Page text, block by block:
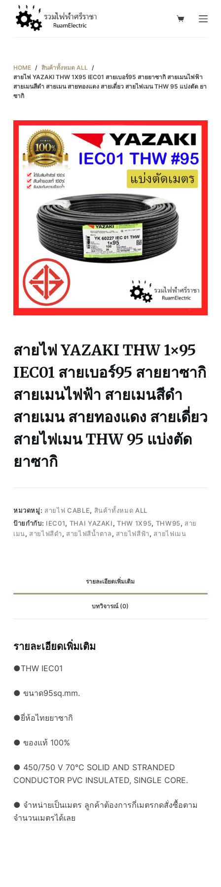
o
c
HOME / สินค้าทั้งหมด ALL /
สายไฟ YAZAKI THW 1X95 IEC01 สายเบอร์95 สายยาซากิ สายเมนไฟฟ้า
สายเมนสีดำ สายเมน สายทองแดง สายเดี่ยว สายไฟเมน THW 95 แบ่งตัด ยา
ซากิ
สายไฟ YAZAKI THW 1×95
IEC01 สายเบอร์95 สายยาซากิ
สายเมนไฟฟ้า สายเมนสีดำ
สายเมน สายทองแดง สายเดี่ยว
สายไฟเมน THW 95 แบ่งตัด
ยาซากิ
หมวดหมู่: สายไฟ CABLE, สินค้าทั้งหมด ALL
ป้ายกำกับ: IEC01, THAI YAZAKI,THW 1X95, THW95, สาย
เมน, สายไฟสีดำ, สายไฟสีน้ำตาล, สายไฟสีฟ้า, สายไฟเมน
รายละเอียดเพิ่มเติม
บทวิจารณ์ (0)
รายละเอียดเพิ่มเติม
●THW IEC01
● ขนาด95sq.mm.
●ยี่ห้อไทยยาซากิ
● ของแท้ 100%
● 450/750 V 70°C SOLID AND STRANDED
CONDUCTOR PVC INSULATED, SINGLE CORE.
● จำหน่ายเป็นเมตร ลูกค้าต้องการกี่เมตรกดสั่งซื้อตาม
จำนวนเมตรได้เลย